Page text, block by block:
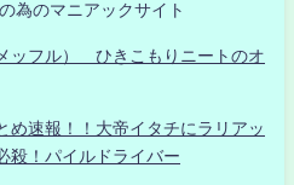
為のマニアックサイト
ッフル） ひきこもりニートのオ
め速報！！大帝イタチにラリアッ
殺！パイルドライバー